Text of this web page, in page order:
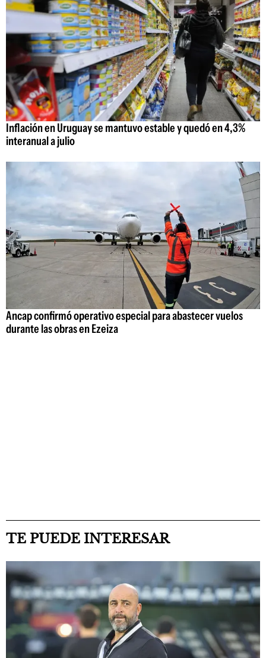
Inflación en Uruguay se mantuvo estable y quedó en 4,3%
interanual a julio
Ancap confirmó operativo especial para abastecer vuelos
durante las obras en Ezeiza
TE PUEDE INTERESAR